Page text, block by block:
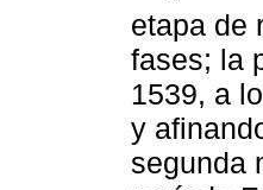
etapa de
fases; la
1539, a
y
segunda